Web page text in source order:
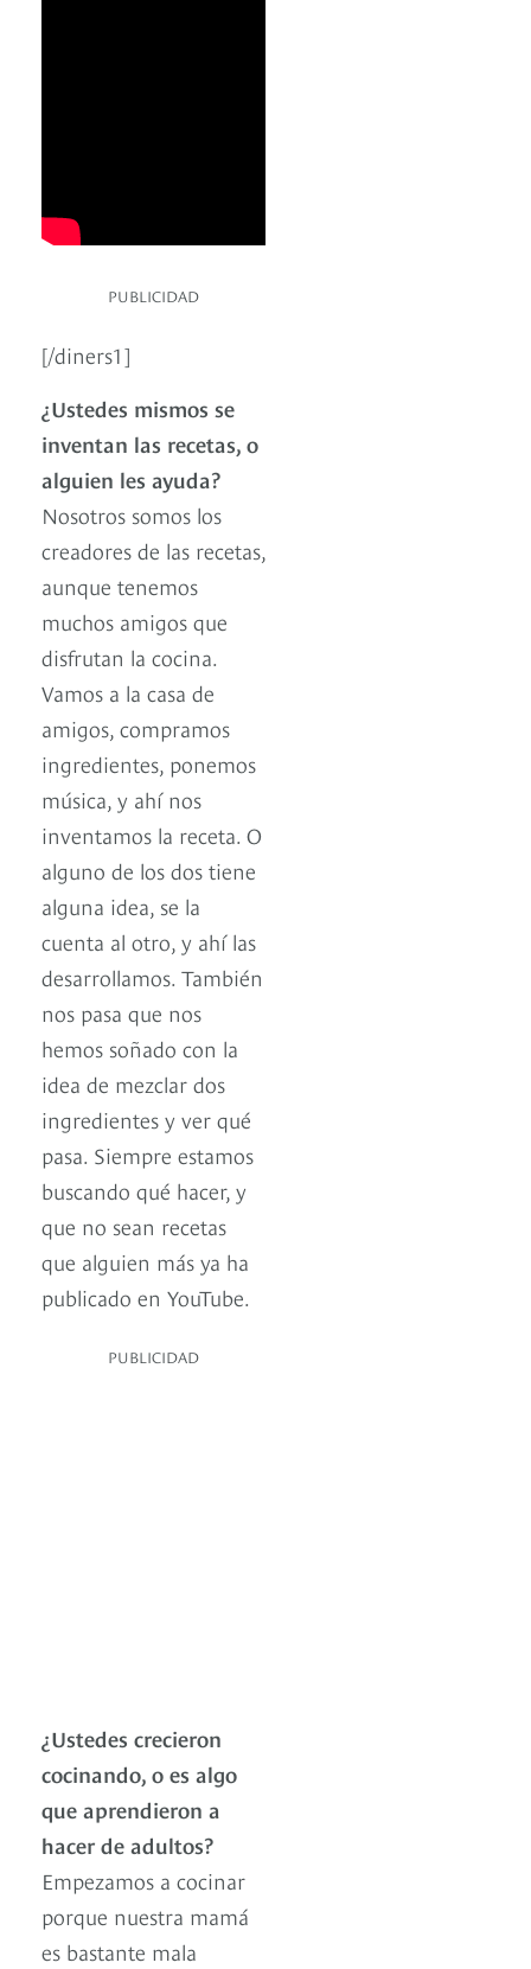
PUBLICIDAD
[/diners1]
¿Ustedes mismos se
inventan las recetas, o
alguien les ayuda?
Nosotros somos los
creadores de las recetas,
aunque tenemos
muchos amigos que
disfrutan la cocina.
Vamos a la casa de
amigos, compramos
ingredientes, ponemos
música, y ahí nos
inventamos la receta. O
alguno de los dos tiene
alguna idea, se la
cuenta al otro, y ahí las
desarrollamos. También
nos pasa que nos
hemos soñado con la
idea de mezclar dos
ingredientes y ver qué
pasa. Siempre estamos
buscando qué hacer, y
que no sean recetas
que alguien más ya ha
publicado en YouTube.
PUBLICIDAD
¿Ustedes crecieron
cocinando, o es algo
que aprendieron a
hacer de adultos?
Empezamos a cocinar
porque nuestra mamá
es bastante mala